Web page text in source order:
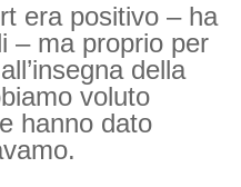
era positivo – ha
– ma proprio per
della
voluto
hanno dato